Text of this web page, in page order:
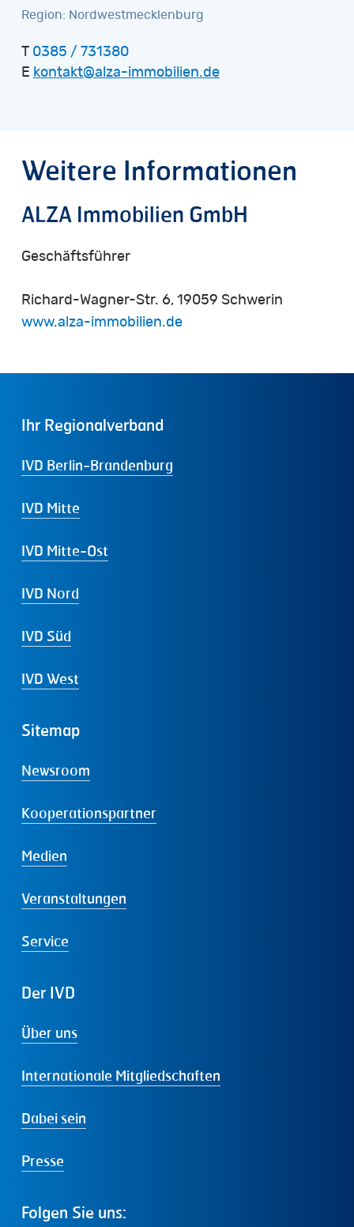
Region: Nordwestmecklenburg
T 0385 / 731380
E kontakt@alza-immobilien.de
Weitere Informationen
ALZA Immobilien GmbH
Geschäftsführer
Richard-Wagner-Str. 6, 19059 Schwerin
www.alza-immobilien.de
Ihr Regionalverband
IVD Berlin-Brandenburg
IVD Mitte
IVD Mitte-Ost
IVD Nord
IVD Süd
IVD West
Sitemap
Newsroom
Kooperationspartner
Medien
Veranstaltungen
Service
Der IVD
Über uns
Internationale Mitgliedschaften
Dabei sein
Presse
Folgen Sie uns: